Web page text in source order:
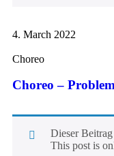
4. March 2022
Choreo
Choreo –
Dieser
This post is